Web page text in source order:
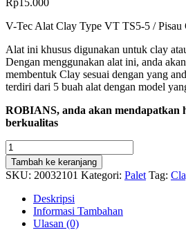
V-Tec Alat Clay Type VT TS5-5 / Pisau
Alat ini khusus digunakan untuk clay
Dengan menggunakan alat ini, anda
membentuk Clay sesuai dengan yang
terdiri dari 5 buah alat dengan model
ROBIANS, anda akan mendapatkan
berkualitas
Kuantitas
Pisau
Palet
/
Pisau
Palet
Plastik
Tambah ke keranjang
SKU: 20032101 Kategori: Palet Tag:
Deskripsi
Informasi Tambahan
Ulasan (0)